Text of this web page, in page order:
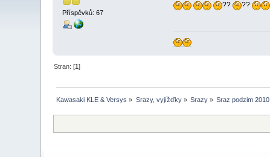
Příspěvků: 67
?? ??
Stran: [1]
Kawasaki KLE & Versys » Srazy, vyjížďky» Srazy » Sraz podzim 2010